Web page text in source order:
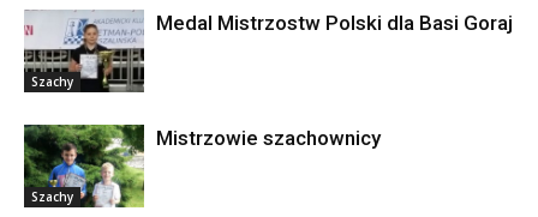
Szachy
Medal Mistrzostw Polski dla Basi Goraj
Szachy
Mistrzowie szachownicy